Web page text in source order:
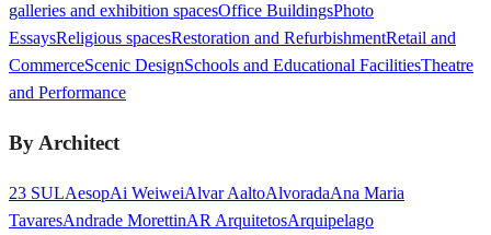
galleries and exhibition spacesOffice BuildingsPhoto
EssaysReligious spacesRestoration and RefurbishmentRetail and
CommerceScenic DesignSchools and Educational FacilitiesTheatre
and Performance
By Architect
23 SULAesopAi WeiweiAlvar AaltoAlvoradaAna Maria
TavaresAndrade MorettinAR ArquitetosArquipelago